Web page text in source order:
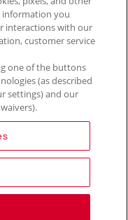
information you
interactions with our
customer service
one of the buttons
(as described
settings) and our